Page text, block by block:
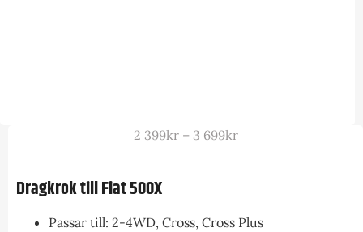
2 399kr – 3 699kr
Dragkrok till Fiat 500X
Passar till: 2-4WD, Cross, Cross Plus